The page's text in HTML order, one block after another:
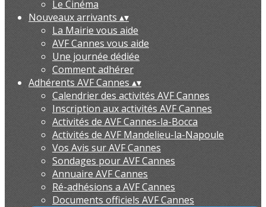
Le Cinéma
Nouveaux arrivants ▴▾
La Mairie vous aide
AVF Cannes vous aide
Une journée dédiée
Comment adhérer
Adhérents AVF Cannes ▴▾
Calendrier des activités AVF Cannes
Inscription aux activités AVF Cannes
Activités de AVF Cannes-la-Bocca
Activités de AVF Mandelieu-la-Napoule
Vos Avis sur AVF Cannes
Sondages pour AVF Cannes
Annuaire AVF Cannes
Ré-adhésions a AVF Cannes
Documents officiels AVF Cannes